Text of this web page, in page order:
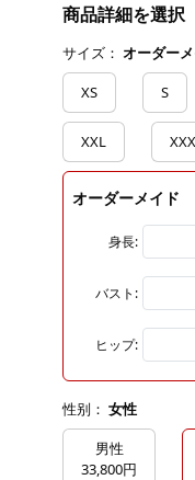
商品詳細を選択
サイズ： オーダー
XS
S
XXL
オーダーメイド
身長:
バスト:
ヒップ:
性别： 女性
男性
33,800円